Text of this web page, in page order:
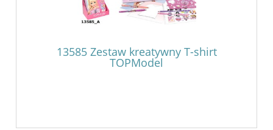
13585 Zestaw kreatywny T-shirt
TOPModel